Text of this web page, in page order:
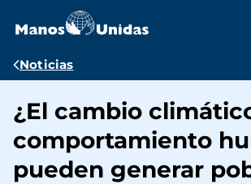
contenido
Ruta
navegación
Noticias
¿El cambio
comportamiento
pueden generar